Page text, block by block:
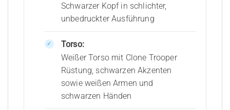
Schwarzer Kopf in schlichter,
unbedruckter Ausführung
Torso:
Weißer Torso mit Clone Trooper
Rüstung, schwarzen Akzenten
sowie weißen Armen und
schwarzen Händen